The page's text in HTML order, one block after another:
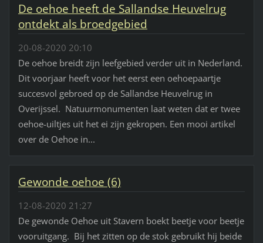
De oehoe heeft de Sallandse Heuvelrug
ontdekt als broedgebied
20-08-2020 20:10
De oehoe breidt zijn leefgebied verder uit in Nederland.
Dit voorjaar heeft voor het eerst een oehoepaartje
succesvol gebroed op de Sallandse Heuvelrug in
Overijssel. Natuurmonumenten laat weten dat er twee
oehoe-uiltjes uit het ei zijn gekropen. Een mooi artikel
over de Oehoe in...
Gewonde oehoe (6)
12-08-2020 21:27
De gewonde Oehoe uit Stavern boekt beetje voor beetje
vooruitgang. Bij het zitten op de stok gebruikt hij beide